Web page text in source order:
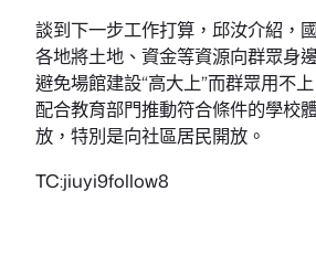
談到下一步工作打算，邱汝介紹，
各地將土地、資金等資源向群眾身
避免場館建設“高大上”而群眾用不
配合教育部門推動符合條件的學校
放，特別是向社區居民開放。
TC:jiuyi9follow8